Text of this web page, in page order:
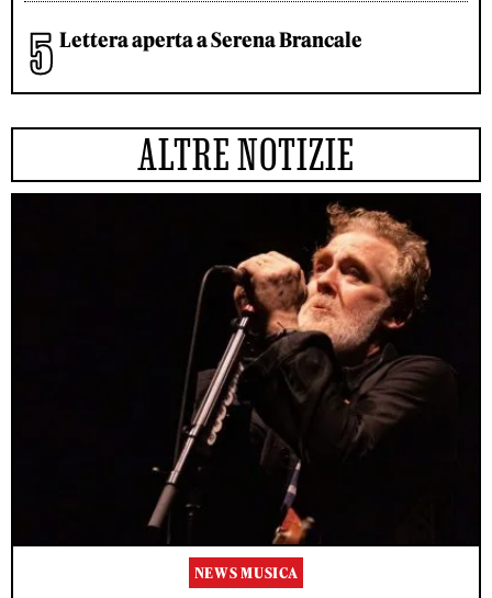
Lettera aperta a Serena Brancale
ALTRE NOTIZIE
NEWS MUSICA